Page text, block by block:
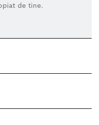
de tine.